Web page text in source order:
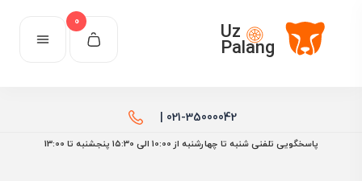
Uz
Palang
0
021-35000042 |
پاسخگویی تلفنی شنبه تا چهارشنبه از 10:00 الی ۱۵:30 پنجشنبه تا 13:00